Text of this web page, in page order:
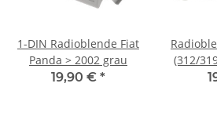
1-DIN Radioblende Fiat
Panda > 2002 grau
19,90 € *
(312/